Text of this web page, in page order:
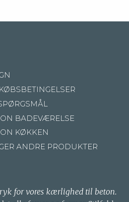
BADEVÆRELSE
KØKKEN
ANDRE PRODUKTER
for vores kærlighed til beton.